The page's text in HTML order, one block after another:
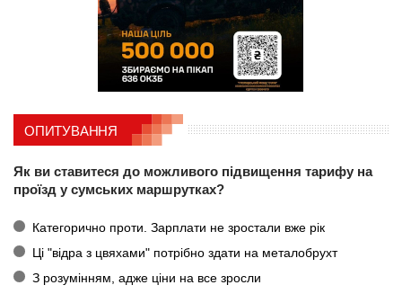
ОПИТУВАННЯ
Як ви ставитеся до можливого підвищення тарифу на
проїзд у сумських маршрутках?
Категорично проти. Зарплати не зростали вже рік
Ці "відра з цвяхами" потрібно здати на металобрухт
З розумінням, адже ціни на все зросли